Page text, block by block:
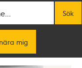
Sök
mig